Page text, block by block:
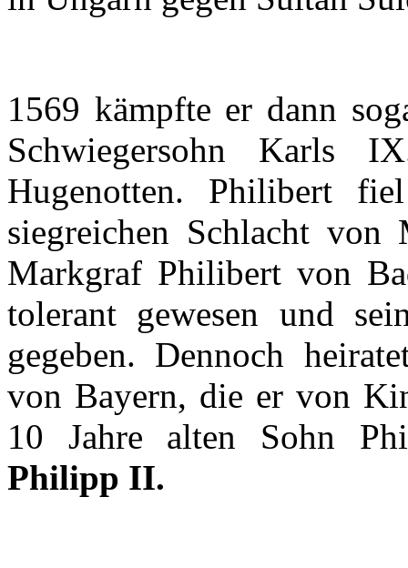
1569 kämpfte er dann
Schwiegersohn
Karls
Hugenotten. Philibert fiel
siegreichen Schlachtvon
Markgraf Philibertvon
tolerant gewesen und
gegeben. Dennoch
von Bayern, die ervon
10 Jahre alten Sohn
Philipp II.